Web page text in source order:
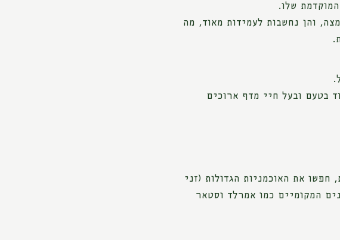
שלו.
והן נחשבות לעמידות מאוד, מה
בטעם ובעל חיי מדף ארוכים
את האוכמניות הגדולות (זני
המקומיים כמו אמרלד וסטאר